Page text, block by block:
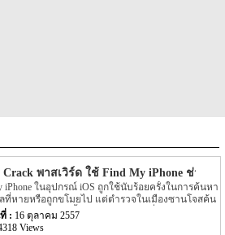
พาสเวิร์ด ใช้ Find My iPhone ช่วยชีวิ
iPhone ในอุปกรณ์ iOS ถูกใช้นับร้อยครั้งในการค้นหา
ที่หายหรือถูกขโมยไป แต่ตำรวจในเมืองซานโจสค้น
ใช้แอพติดตามนี้กู้ชีวิตช่วยเหลือเหยื่อหลังจากรถ
ไถลตกลงจากเขาลึก 500 ฟุต
16 ตุลาคม 2557
Views